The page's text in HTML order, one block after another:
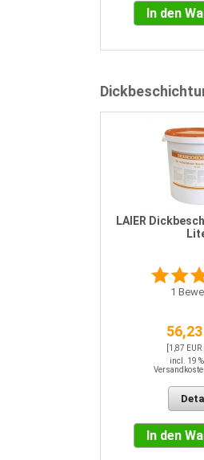
In den
LAIER
1
56,23
[1,87 EUR
incl. 19
In den